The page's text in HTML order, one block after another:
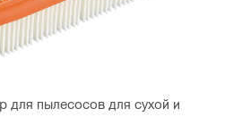
для пылесосов для сухой и